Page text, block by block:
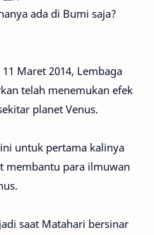
ada di Bumi saja?
Maret 2014, Lembaga
telah menemukan efek
planet Venus.
untuk pertama kalinya
membantu para ilmuwan
saat Matahari bersinar